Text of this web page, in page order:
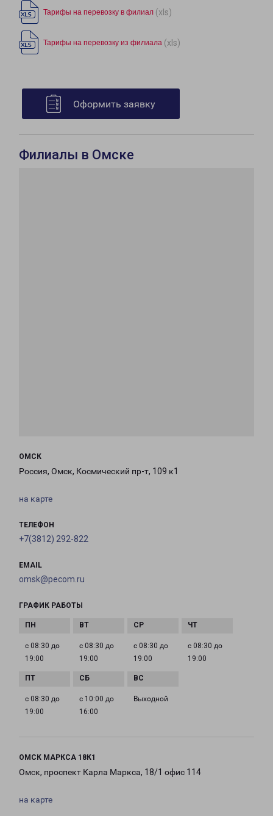
Тарифы на перевозку в филиал (xls)
Тарифы на перевозку из филиала (xls)
Оформить заявку
Филиалы в Омске
ОМСК
Россия, Омск, Космический пр-т, 109 к1
на карте
ТЕЛЕФОН
+7(3812) 292-822
EMAIL
omsk@pecom.ru
ГРАФИК РАБОТЫ
с 08:30 до
19:00
с 08:30 до
19:00
с 08:30 до
19:00
с 08:30 до
19:00
с 08:30 до
19:00
с 10:00 до
16:00
Выходной
ОМСК МАРКСА 18К1
Омск, проспект Карла Маркса, 18/1 офис 114
на карте